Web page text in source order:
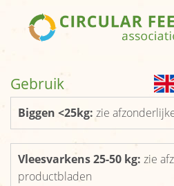
Gebruik
Biggen <25kg: zie
Vleesvarkens 25-50 kg: zie
productbladen